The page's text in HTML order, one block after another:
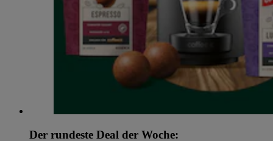
Der rundeste Deal der Woche: